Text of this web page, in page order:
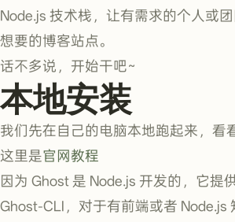
Node.js 技术栈，让有需求的个人或
想要的博客站点。
话不多说，开始干吧~
本地安装
我们先在自己的电脑本地跑起来，看
这里是官网教程
因为 Ghost 是 Node.js 开发的，它提
Ghost-CLI，对于有前端或者 Node.js